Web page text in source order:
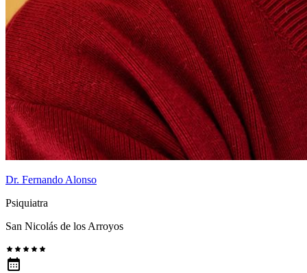
Dr. Fernando Alonso
Psiquiatra
San Nicolás de los Arroyos